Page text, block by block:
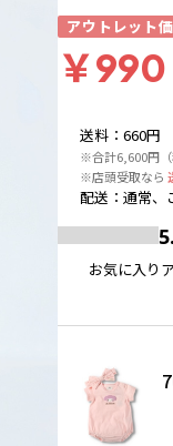
送料 ： 660円
※合計6,600円
※店頭受取なら
配送 ： 通常、
お気に入り
アウトレット
￥990